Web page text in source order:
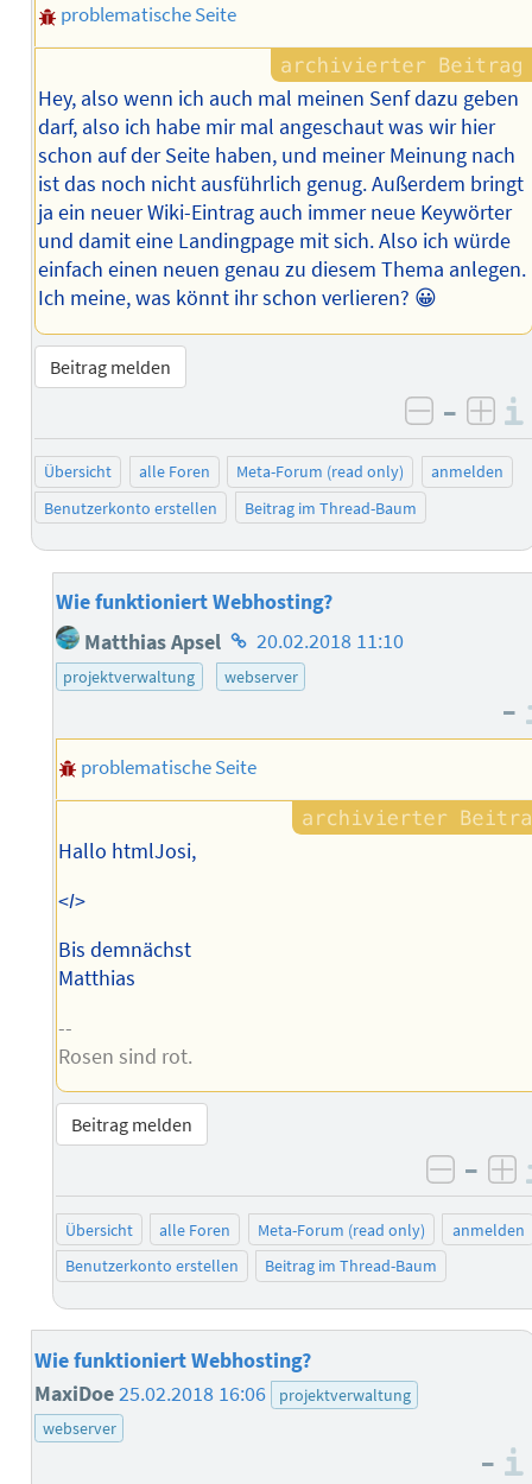
problematische Seite
Hey, also wenn ich auch mal meinen Senf dazu geben
darf, also ich habe mir mal angeschaut was wir hier
schon auf der Seite haben, und meiner Meinung nach
ist das noch nicht ausführlich genug. Außerdem bringt
ja ein neuer Wiki-Eintrag auch immer neue Keywörter
und damit eine Landingpage mit sich. Also ich würde
einfach einen neuen genau zu diesem Thema anlegen.
Ich meine, was könnt ihr schon verlieren? 😀
Beitrag melden
negativ
–
Übersicht alle Foren Meta-Forum (read only)
anmelden
Benutzerkonto erstellen
Beitrag im Thread-Baum
Wie funktioniert Webhosting?
Matthias Apsel Homepage
des
20.02.2018 11:10
projektverwaltung webserver
–
problematische Seite
Hallo htmlJosi,
<I>
Bis demnächst
Matthias
--
Rosen sind rot.
Beitrag melden
–
Übersicht alle Foren Meta-Forum (read only)
anmelden
Benutzerkonto erstellen
Beitrag im Thread-Baum
Wie funktioniert Webhosting?
MaxiDoe25.02.2018 16:06
projektverwaltung
webserver
–